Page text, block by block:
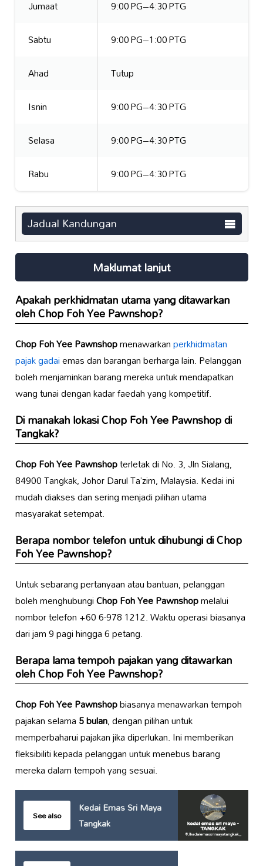
Jumaat
9:00 PG–4:30 PTG
Sabtu
9:00 PG–1:00 PTG
Ahad
Tutup
Isnin
9:00 PG–4:30 PTG
Selasa
9:00 PG–4:30 PTG
Rabu
9:00 PG–4:30 PTG
Jadual Kandungan
Maklumat lanjut
Apakah perkhidmatan utama yang ditawarkan
olehChop Foh Yee Pawnshop?
Chop Foh Yee Pawnshopmenawarkanperkhidmatan
pajak gadaiemas dan barangan berharga lain. Pelanggan
boleh menjaminkan barang mereka untuk mendapatkan
wang tunai dengan kadar faedah yang kompetitif.
Di manakah lokasiChop Foh Yee Pawnshopdi
Tangkak?
Chop Foh Yee Pawnshopterletak di No. 3, Jln Sialang,
84900 Tangkak, Johor Darul Ta’zim, Malaysia. Kedai ini
mudah diakses dan sering menjadi pilihan utama
masyarakat setempat.
Berapa nombor telefon untuk dihubungi diChop
Foh Yee Pawnshop?
Untuk sebarang pertanyaan atau bantuan, pelanggan
boleh menghubungiChop Foh Yee Pawnshopmelalui
nombor telefon +60 6-978 1212. Waktu operasi biasanya
dari jam 9 pagi hingga 6 petang.
Berapa lama tempoh pajakan yang ditawarkan
olehChop Foh Yee Pawnshop?
Chop Foh Yee Pawnshopbiasanya menawarkan tempoh
pajakan selama5 bulan, dengan pilihan untuk
memperbaharui pajakan jika diperlukan. Ini memberikan
fleksibiliti kepada pelanggan untuk menebus barang
mereka dalam tempoh yang sesuai.
See also
Kedai Emas Sri Maya
Tangkak